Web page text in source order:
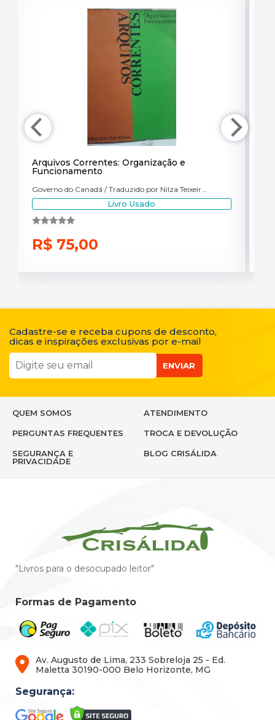
Arquivos Correntes: Organização e
Funcionamento
Governo do Canadá / Traduzido por Nilza Teixeir...
Livro Usado
R$ 75,00
Cadastre-se e receba cupons de desconto,
dicas e inspirações exclusivas por e-mail
ENVIAR
QUEM SOMOS ATENDIMENTO
PERGUNTAS FREQUENTES TROCA E DEVOLUÇÃO
SEGURANÇA E
PRIVACIDADE
BLOG CRISÁLIDA
"Livros para o desocupado leitor"
Formas de Pagamento
Av. Augusto de Lima, 233 Sobreloja 25 - Ed.
Maletta 30190-000 Belo Horizonte, MG
Segurança: